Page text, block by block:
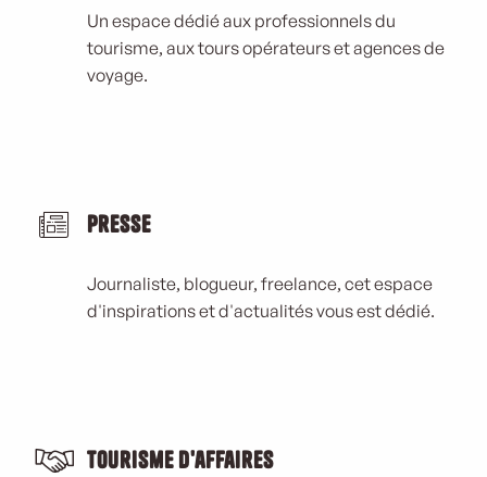
Un espace dédié aux professionnels du
tourisme, aux tours opérateurs et agences de
voyage.
Presse
Journaliste, blogueur, freelance, cet espace
d'inspirations et d'actualités vous est dédié.
Tourisme d'affaires